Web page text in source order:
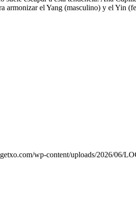
armonizar el Yang (masculino) y el Yin
wp-content/uploads/2026/06/